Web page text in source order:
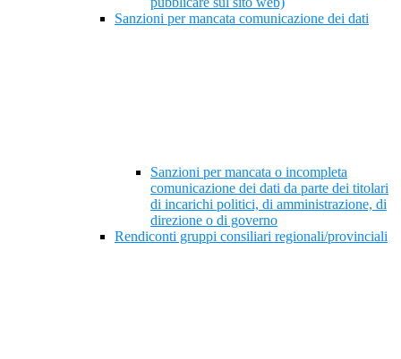
Sanzioni per mancata comunicazione dei dati
Sanzioni per mancata o incompleta
comunicazione dei dati da parte dei titolari
di incarichi politici, di amministrazione, di
direzione o di governo
Rendiconti gruppi consiliari regionali/provinciali